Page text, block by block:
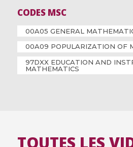
CODES MSC
00A05 GENERAL
00A09 POPULARIZATION OF
97DXX EDUCATION AND
MATHEMATICS
TOUTES LES